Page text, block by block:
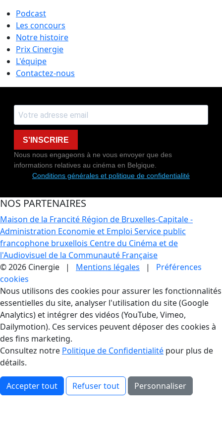
Podcast
Les concours
Notre histoire
Prix Cinergie
L'équipe
Contactez-nous
S'INSCRIRE
Nous nous engageons à ne vous envoyer que des
informations relatives au cinéma en Belgique.
Conditions générales et politique de confidentialité
NOS PARTENAIRES
Maison de la Francité Région de Bruxelles-Capitale -
Administration Economie et Emploi Service public
francophone bruxellois Centre du Cinéma et de
l'Audiovisuel de la Communauté Française
© 2026 Cinergie | Mentions légales | Préférences
cookies
Gestion des Cookies
Nous utilisons des cookies pour assurer les fonctionnalités
essentielles du site, analyser l'utilisation du site (Google
Analytics) et intégrer des vidéos (YouTube, Vimeo,
Dailymotion). Ces services peuvent déposer des cookies à
des fins marketing.
Consultez notre Politique de Confidentialité pour plus de
détails.
Accepter tout Refuser tout Personnaliser